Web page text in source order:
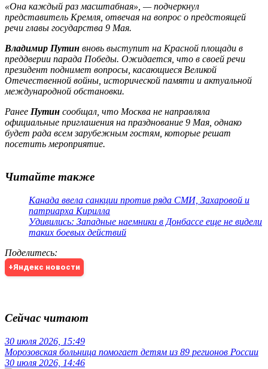
«Она каждый раз масштабная», — подчеркнул
представитель Кремля, отвечая на вопрос о предстоящей
речи главы государства 9 Мая.
Владимир Путин вновь выступит на Красной площади в
преддверии парада Победы. Ожидается, что в своей речи
президент поднимет вопросы, касающиеся Великой
Отечественной войны, исторической памяти и актуальной
международной обстановки.
Ранее Путин сообщал, что Москва не направляла
официальные приглашения на празднование 9 Мая, однако
будет рада всем зарубежным гостям, которые решат
посетить мероприятие.
Читайте также
Канада ввела санкции против ряда СМИ, Захаровой и
патриарха Кирилла
Удивились: Западные наемники в Донбассе еще не видели
таких боевых действий
Поделитесь:
+Яндекс новости
Сейчас читают
30 июля 2026, 15:49
Морозовская больница помогает детям из 89 регионов России
30 июля 2026, 14:46